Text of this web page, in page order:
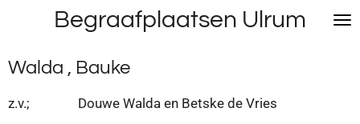
naar
de
hoofdinhoud
Begraafplaatsen Ulrum
Walda , Bauke
z.v.; Douwe Walda en Betske de Vries